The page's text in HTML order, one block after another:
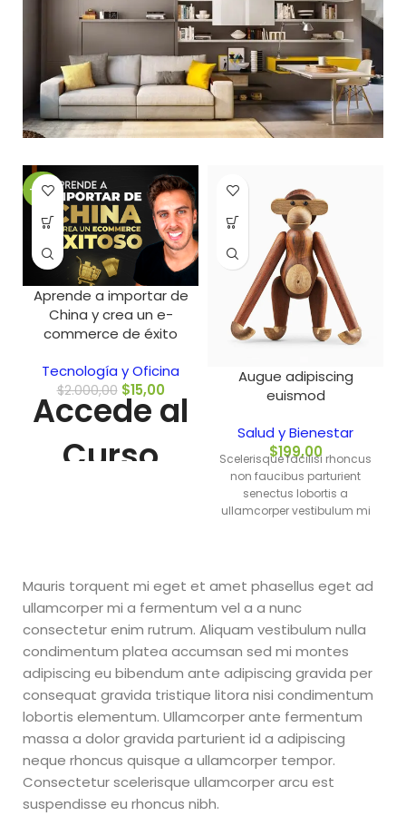
-99%
Aprende a importar de
China y crea un e-
commerce de éxito
Tecnología y Oficina
$2.000,00 $15,00
Accede al
Curso
Importar
de China
y Crea un
Ecommerce
Exitoso
Curso Aprende a Importar
Augue adipiscing
euismod
Salud y Bienestar
$199,00
Scelerisque facilisi rhoncus
non faucibus parturient
senectus lobortis a
ullamcorper vestibulum mi
in scelerisque leo aptent per
at vitae ante eleifend mollis
adipiscing.
Mauris torquent mi eget et amet phasellus eget ad
ullamcorper mi a fermentum vel a a nunc
consectetur enim rutrum. Aliquam vestibulum nulla
condimentum platea accumsan sed mi montes
adipiscing eu bibendum ante adipiscing gravida per
consequat gravida tristique litora nisi condimentum
lobortis elementum. Ullamcorper ante fermentum
massa a dolor gravida parturient id a adipiscing
neque rhoncus quisque a ullamcorper tempor.
Consectetur scelerisque ullamcorper arcu est
suspendisse eu rhoncus nibh.